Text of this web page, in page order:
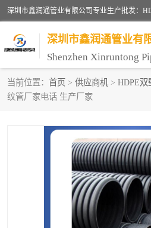
深圳市鑫润通管业有
当前位置： 首页 > 供应商机 > HDPE双
纹管厂家电话 生产厂家
HDPE管材给水管
HDPE双壁波纹管
UPVC电力通讯管